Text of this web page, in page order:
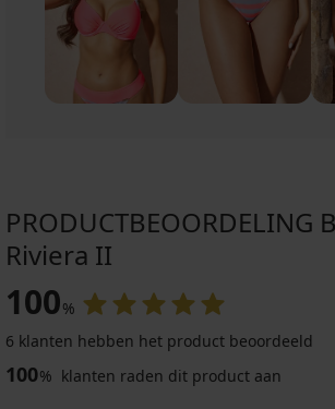
PRODUCTBEOORDELING
Riviera II
100%
6 klanten hebben het product beoordeeld
100% klanten raden dit product aan